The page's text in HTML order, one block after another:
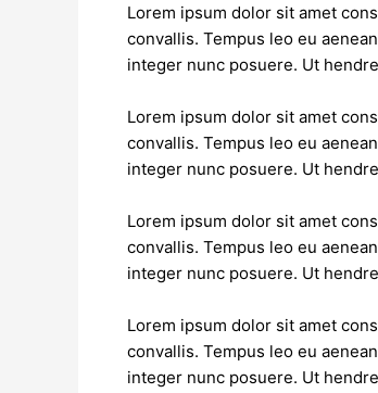
Lorem ipsum dolor sit amet
convallis. Tempus leo eu
integer nunc posuere. Ut
Lorem ipsum dolor sit amet
convallis. Tempus leo eu
integer nunc posuere. Ut
Lorem ipsum dolor sit amet
convallis. Tempus leo eu
integer nunc posuere. Ut
Lorem ipsum dolor sit amet
convallis. Tempus leo eu
integer nunc posuere. Ut